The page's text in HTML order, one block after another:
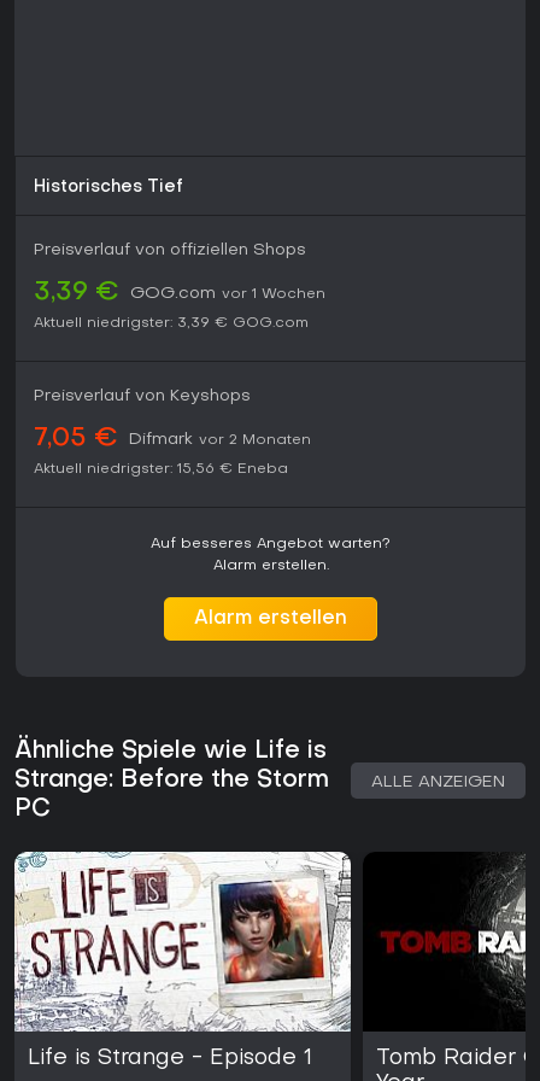
Historisches Tief
Preisverlauf von offiziellen Shops
3,39 € GOG.com vor 1 Wochen
Aktuell niedrigster: 3,39 € GOG.com
Preisverlauf von Keyshops
7,05 € Difmark vor 2 Monaten
Aktuell niedrigster: 15,56 € Eneba
Auf besseres Angebot warten?
Alarm erstellen.
Alarm erstellen
Ähnliche Spiele wie Life is
Strange: Before the Storm
PC
ALLE ANZEIGEN
Life is Strange - Episode 1
Tomb Raider